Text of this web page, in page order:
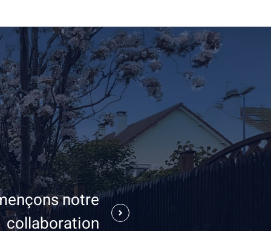
notre
collaboration